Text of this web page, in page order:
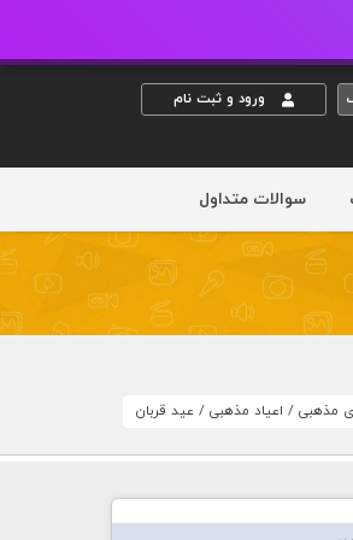
ورود و ثبت نام
سوالات متداول
مذهبی / اعیاد مذهبی / عید قربان